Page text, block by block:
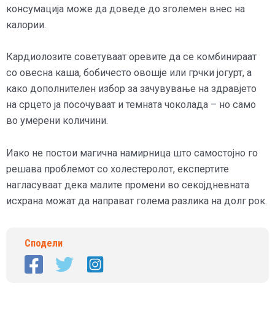
консумација може да доведе до зголемен внес на
калории.
Кардиолозите советуваат оревите да се комбинираат
со овесна каша, бобичесто овошје или грчки јогурт, а
како дополнителен избор за зачувување на здравјето
на срцето ја посочуваат и темната чоколада – но само
во умерени количини.
Иако не постои магична намирница што самостојно го
решава проблемот со холестеролот, експертите
нагласуваат дека малите промени во секојдневната
исхрана можат да направат голема разлика на долг рок.
Сподели